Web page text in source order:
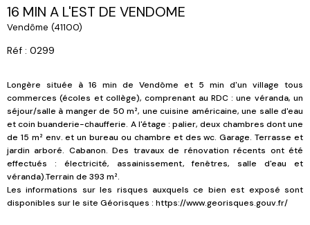
16 MIN A L'EST DE VENDOME
Vendôme (41100)
Réf : 0299
Longère située à 16 min de Vendôme et 5 min d'un village tous
commerces (écoles et collège), comprenant au RDC : une véranda, un
séjour/salle à manger de 50 m², une cuisine américaine, une salle d'eau
et coin buanderie-chaufferie. A l'étage : palier, deux chambres dont une
de 15 m² env. et un bureau ou chambre et des wc. Garage. Terrasse et
jardin arboré. Cabanon. Des travaux de rénovation récents ont été
effectués : électricité, assainissement, fenêtres, salle d'eau et
véranda).Terrain de 393 m².
Les informations sur les risques auxquels ce bien est exposé sont